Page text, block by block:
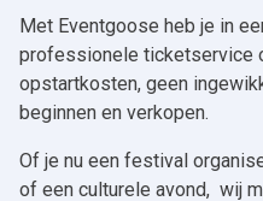
Met Eventgoose heb je in
professionele ticketservice
opstartkosten, geen
beginnen en verkopen.
Of je nu een festival
of een culturele avond, wij